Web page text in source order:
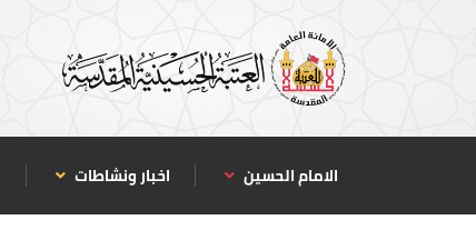
الامام الحسين اخبار ونشاطات